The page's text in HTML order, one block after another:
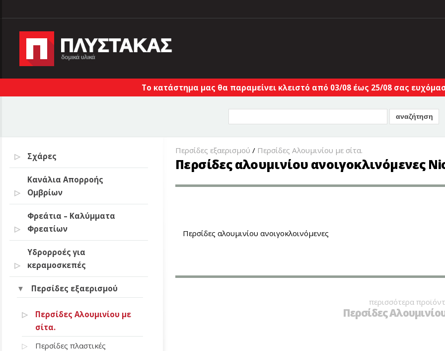
Το κατάστημα μας θα παραμείνει κλειστό από 03/08 έως 25/08 σας
Σχάρες
Κανάλια Απορροής
Ομβρίων
Φρεάτια – Καλύμματα
Φρεατίων
Υδρορροές για
κεραμοσκεπές
Περσίδες εξαερισμού
Περσίδες Αλουμινίου με
σίτα.
Περσίδες πλαστικές
Περσίδες εξαερισμού / Περσίδες Αλουμινίου με σίτα.
Περσίδες αλουμινίου ανοιγοκλινόμενες
Περσίδες αλουμινίου ανοιγοκλοινόμενες
περισσότερα
Περσίδες